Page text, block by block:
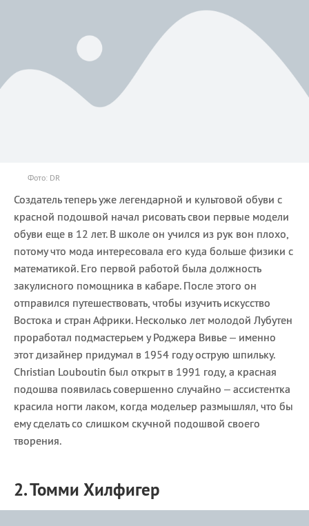
Фото: DR
Создатель теперь уже легендарной и культовой обуви с
красной подошвой начал рисовать свои первые модели
обуви еще в 12 лет. В школе он учился из рук вон плохо,
потому что мода интересовала его куда больше физики с
математикой. Его первой работой была должность
закулисного помощника в кабаре. После этого он
отправился путешествовать, чтобы изучить искусство
Востока и стран Африки. Несколько лет молодой Лубутен
проработал подмастерьем у Роджера Вивье – именно
этот дизайнер придумал в 1954 году острую шпильку.
Christian Louboutin был открыт в 1991 году, а красная
подошва появилась совершенно случайно – ассистентка
красила ногти лаком, когда модельер размышлял, что бы
ему сделать со слишком скучной подошвой своего
творения.
2. Томми Хилфигер